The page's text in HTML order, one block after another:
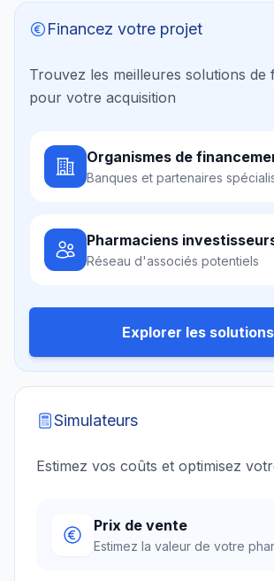
Financez votre projet
Trouvez les meilleures solutions de
pour votre acquisition
Organismes de
Banques et partenaires
Pharmaciens
Réseau d'associés potentiels
Explorer les solutions
Simulateurs
Estimez vos coûts et optimisez
Prix de vente
Estimez la valeur de votre